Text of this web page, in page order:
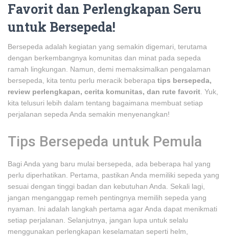
Favorit dan Perlengkapan Seru
untuk Bersepeda!
Bersepeda adalah kegiatan yang semakin digemari, terutama
dengan berkembangnya komunitas dan minat pada sepeda
ramah lingkungan. Namun, demi memaksimalkan pengalaman
bersepeda, kita tentu perlu meracik beberapa tips bersepeda,
review perlengkapan, cerita komunitas, dan rute favorit . Yuk,
kita telusuri lebih dalam tentang bagaimana membuat setiap
perjalanan sepeda Anda semakin menyenangkan!
Tips Bersepeda untuk Pemula
Bagi Anda yang baru mulai bersepeda, ada beberapa hal yang
perlu diperhatikan. Pertama, pastikan Anda memiliki sepeda yang
sesuai dengan tinggi badan dan kebutuhan Anda. Sekali lagi,
jangan menganggap remeh pentingnya memilih sepeda yang
nyaman. Ini adalah langkah pertama agar Anda dapat menikmati
setiap perjalanan. Selanjutnya, jangan lupa untuk selalu
menggunakan perlengkapan keselamatan seperti helm,